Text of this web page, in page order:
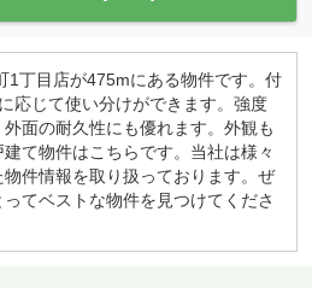
1丁目店が475mにある物件です。付
応じて使い分けができます。強度
面の耐久性にも優れます。外観も
て物件はこちらです。当社は様々
件情報を取り扱っております。ぜ
てベストな物件を見つけてくださ